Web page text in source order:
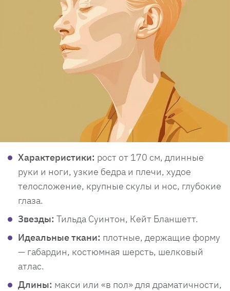
Характеристики: рост от 170 см, длинные
руки и ноги, узкие бедра и плечи, худое
телосложение, крупные скулы и нос, глубокие
глаза.
Звезды: Тильда Суинтон, Кейт Бланшетт.
Идеальные ткани: плотные, держащие форму
— габардин, костюмная шерсть, шелковый
атлас.
Длины: макси или «в пол» для драматичности,